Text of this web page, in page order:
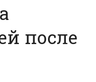
после